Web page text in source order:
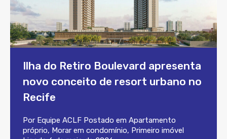
Ilha do Retiro Boulevard apresenta
novo conceito de resort urbano no
Recife
Por Equipe ACLF Postado em Apartamento
próprio, Morar em condomínio, Primeiro imóvel